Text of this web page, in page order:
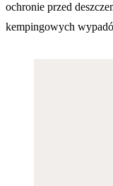
ochronie przed
kempingowych